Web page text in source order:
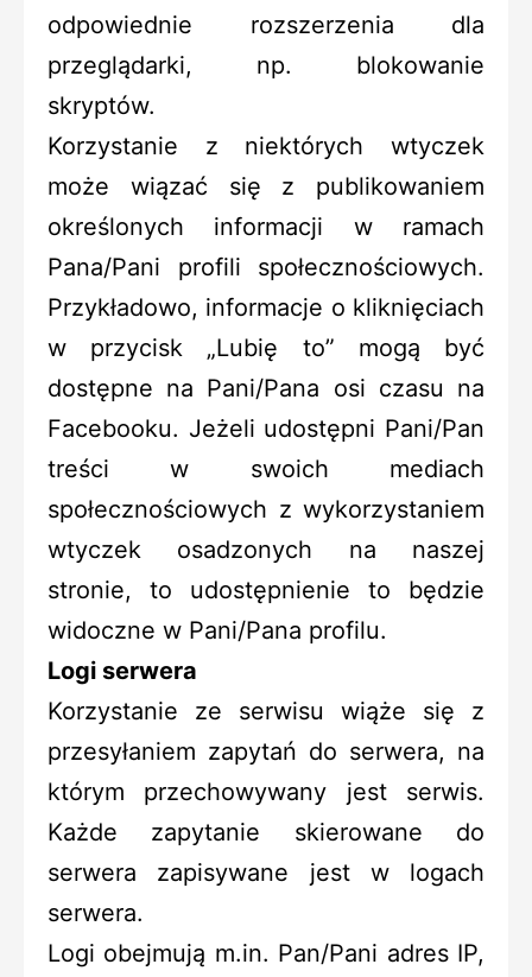
odpowiednie rozszerzenia dla
przeglądarki, np. blokowanie
skryptów.
Korzystanie z niektórych wtyczek
może wiązać się z publikowaniem
określonych informacji w ramach
Pana/Pani profili społecznościowych.
Przykładowo, informacje o kliknięciach
w przycisk „Lubię to” mogą być
dostępne na Pani/Pana osi czasu na
Facebooku. Jeżeli udostępni Pani/Pan
treści w swoich mediach
społecznościowych z wykorzystaniem
wtyczek osadzonych na naszej
stronie, to udostępnienie to będzie
widoczne w Pani/Pana profilu.
Logi serwera
Korzystanie ze serwisu wiąże się z
przesyłaniem zapytań do serwera, na
którym przechowywany jest serwis.
Każde zapytanie skierowane do
serwera zapisywane jest w logach
serwera.
Logi obejmują m.in. Pan/Pani adres IP,